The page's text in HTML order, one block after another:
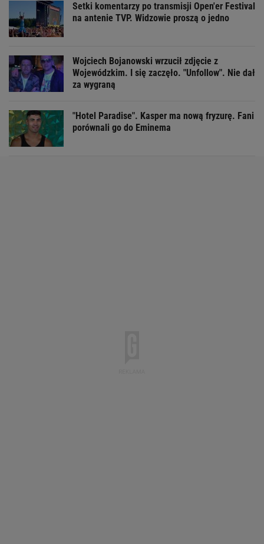
Setki komentarzy po transmisji Open'er Festival
na antenie TVP. Widzowie proszą o jedno
Wojciech Bojanowski wrzucił zdjęcie z
Wojewódzkim. I się zaczęło. "Unfollow". Nie dał
za wygraną
"Hotel Paradise". Kasper ma nową fryzurę. Fani
porównali go do Eminema